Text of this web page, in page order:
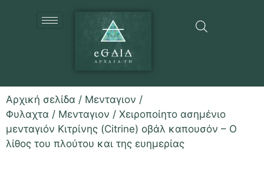
Αρχική σελίδα / Μενταγιον /
Φυλαχτα / Μενταγιον / Χειροποίητο ασημένιο
μενταγιόν Κιτρίνης (Citrine) οβάλ καπουσόν – Ο
λίθος του πλούτου και της ευημερίας